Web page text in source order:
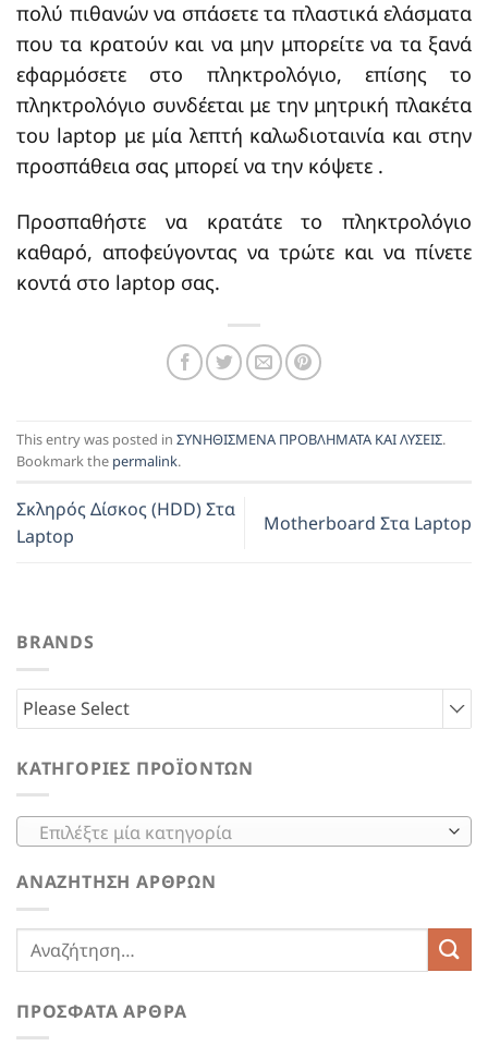
πολύ πιθανών να σπάσετε τα πλαστικά ελάσματα
που τα κρατούν και να μην μπορείτε να τα ξανά
εφαρμόσετε στο πληκτρολόγιο, επίσης το
πληκτρολόγιο συνδέεται με την μητρική πλακέτα
του laptop με μία λεπτή καλωδιοταινία και στην
προσπάθεια σας μπορεί να την κόψετε .
Προσπαθήστε να κρατάτε το πληκτρολόγιο
καθαρό, αποφεύγοντας να τρώτε και να πίνετε
κοντά στο laptop σας.
This entry was posted in ΣΥΝΗΘΙΣΜΕΝΑ ΠΡΟΒΛΗΜΑΤΑ ΚΑΙ ΛΥΣΕΙΣ.
Bookmark the permalink.
Σκληρός Δίσκος (HDD) Στα
Laptop
Motherboard Στα Laptop
BRANDS
Please Select
ΚΑΤΗΓΟΡΊΕΣ ΠΡΟΪΌΝΤΩΝ
Επιλέξτε μία κατηγορία
ΑΝΑΖΉΤΗΣΗ ΆΡΘΡΩΝ
ΠΡΌΣΦΑΤΑ ΆΡΘΡΑ